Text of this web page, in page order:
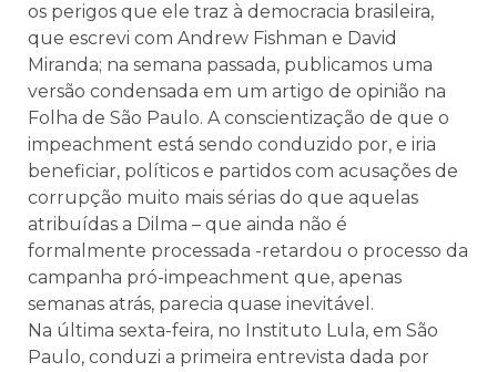
os perigos que ele traz à democracia brasileira,
que escrevi com Andrew Fishman e David
Miranda; na semana passada, publicamos uma
versão condensada em um artigo de opinião na
Folha de São Paulo. A conscientização de que o
impeachment está sendo conduzido por, e iria
beneficiar, políticos e partidos com acusações de
corrupção muito mais sérias do que aquelas
atribuídas a Dilma – que ainda não é
formalmente processada -retardou o processo da
campanha pró-impeachment que, apenas
semanas atrás, parecia quase inevitável.
Na última sexta-feira, no Instituto Lula, em São
Paulo, conduzi a primeira entrevista dada por